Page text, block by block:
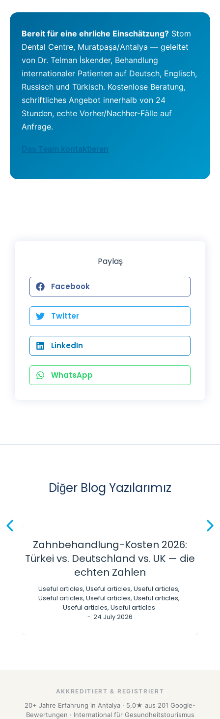
Bereit für eine ehrliche Einschätzung? Stom
Dental Centre, Muratpaşa/Antalya — geleitet
von Dr. Telman İskender, Behandlung
internationaler Patienten auf Deutsch, Englisch,
Russisch und Türkisch. Kostenlose Beratung,
schriftliches Angebot innerhalb von 24
Stunden, echte Vorher/Nachher-Fälle auf
Anfrage.
Das Team kontaktieren
Paylaş
Facebook
Twitter
LinkedIn
WhatsApp
Diğer Blog Yazılarımız
Zahnbehandlung-Kosten 2026:
Türkei vs. Deutschland vs. UK — die
echten Zahlen
Useful articles, Useful articles, Useful articles,
Useful articles, Useful articles, Useful articles,
Useful articles, Useful articles
24 July 2026
AKKREDITIERT & REGISTRIERT
20+ Jahre Erfahrung in Antalya · 5,0★ aus 201 Google-
Bewertungen · International für Gesundheitstourismus